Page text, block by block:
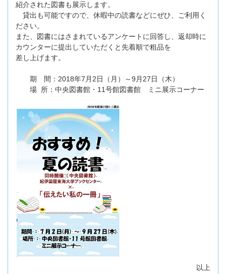
紹介された図書も展示します。
貸出も可能ですので、休暇中の読書などにぜひ、ご利用く
ださい。
また、図書にはさまれているアンケートに回答し、返却時に
カウンターに提出していただくと先着順で粗品を
差し上げます。
期 間：2018年7月2日（月）～9月27日（木）
場 所：中央図書館・11号館図書館 ミニ展示コーナー
以上